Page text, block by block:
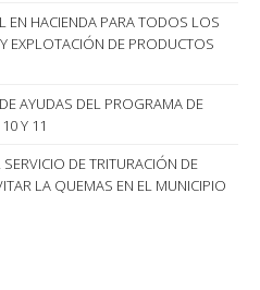
EN HACIENDA PARA TODOS LOS
EXPLOTACIÓN DE PRODUCTOS
AYUDAS DEL PROGRAMA DE
Y 11
DE TRITURACIÓN DE
LA QUEMAS EN EL MUNICIPIO